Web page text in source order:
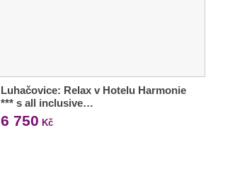
Luhačovice: Relax v Hotelu Harmonie
*** s all inclusive…
6 750 Kč